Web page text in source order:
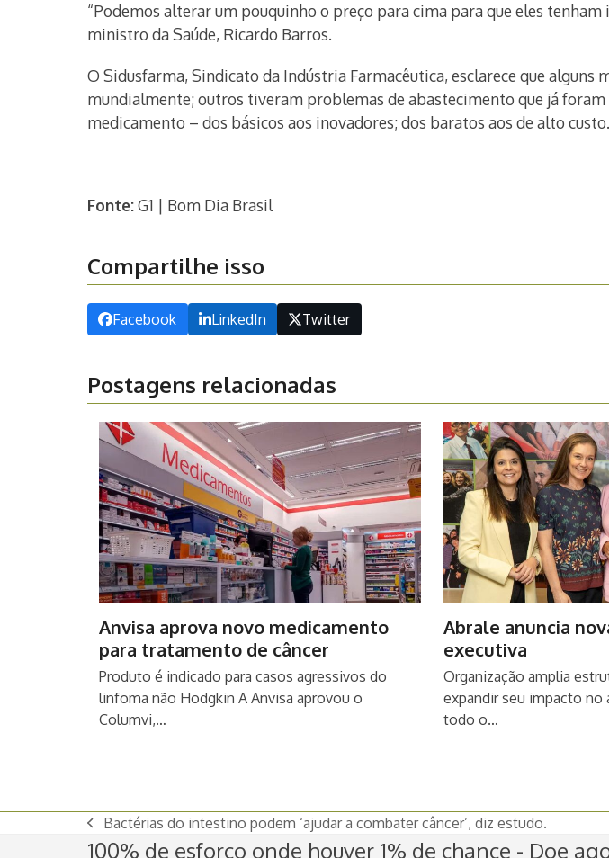
“Podemos alterar um pouquinho o preço para cima para que eles
ministro da Saúde, Ricardo Barros.
O Sidusfarma, Sindicato da Indústria Farmacêutica, esclarece que
mundialmente; outros tiveram problemas de abastecimento que já
medicamento – dos básicos aos inovadores; dos baratos aos de alto custo.
Fonte:G1 | Bom Dia Brasil
Compartilhe isso
Facebook LinkedIn Twitter
Postagens relacionadas
Anvisa aprova novo medicamento
para tratamento de câncer
Produto é indicado para casos agressivos do
linfoma não Hodgkin A Anvisa aprovou o
Columvi,…
Abrale anuncia
executiva
Organização amplia
expandir seu impacto no
todo o…
previous
post:
Bactérias do intestino podem ‘ajudar a combater câncer’, diz estudo.
100% de esforço onde houver 1% de chance - Doe